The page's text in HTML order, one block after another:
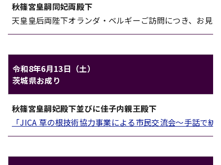
対象 内容
秋篠宮皇嗣同妃両殿下
天皇皇后両陛下オランダ・ベルギーご訪問につき、お見
令和8年6月13日（土）
茨城県お成り
対象 内容
秋篠宮皇嗣妃殿下並びに佳子内親王殿下
「JICA 草の根技術協力事業による市民交流会～手話で